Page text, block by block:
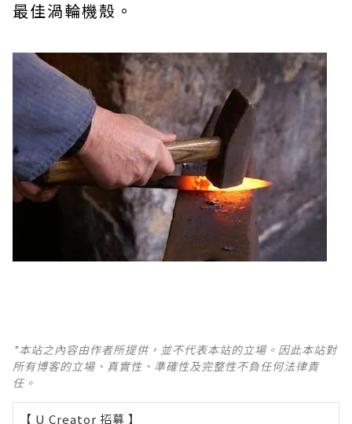
最佳渦輪機殼。
*本站之內容由作者所提供，並不代表本站的立場。因此本站對
所有博客的立場、真實性、準確性及完整性不負任何法律責
任。
【 U Creator 招募 】